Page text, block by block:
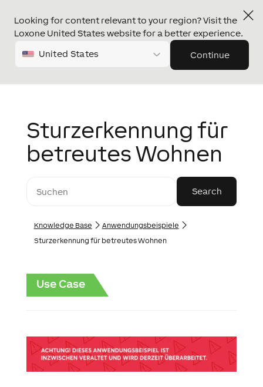
Looking for content relevant to your region? Visit the
Loxone United States website for a better experience.
United States Continue
Sturzerkennung für
betreutes Wohnen
Knowledge Base
Anwendungs­­­beispiele
Sturzerkennung für betreutes Wohnen
Use Case